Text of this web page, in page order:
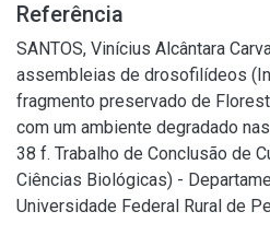
Referência
SANTOS, Vinícius Alcântara
assembleias de drosofilídeos
fragmento preservado de
com um ambiente degradado
38 f. Trabalho de Conclusão de
Ciências Biológicas) -
Universidade Federal Rural de